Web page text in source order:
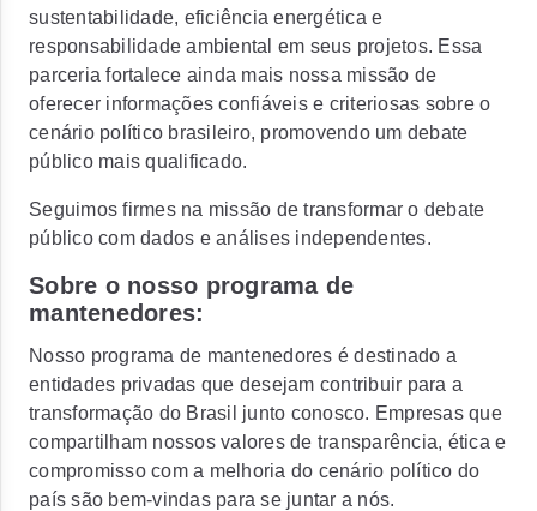
sustentabilidade, eficiência energética e
responsabilidade ambiental em seus projetos. Essa
parceria fortalece ainda mais nossa missão de
oferecer informações confiáveis e criteriosas sobre o
cenário político brasileiro, promovendo um debate
público mais qualificado.
Seguimos firmes na missão de transformar o debate
público com dados e análises independentes.
Sobre o nosso programa de
mantenedores:
Nosso programa de mantenedores é destinado a
entidades privadas que desejam contribuir para a
transformação do Brasil junto conosco. Empresas que
compartilham nossos valores de transparência, ética e
compromisso com a melhoria do cenário político do
país são bem-vindas para se juntar a nós.